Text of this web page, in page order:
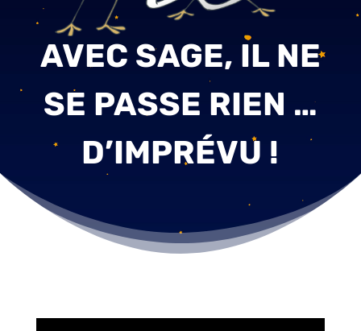
AVEC SAGE, IL NE
SE PASSE RIEN …
D’IMPRÉVU !